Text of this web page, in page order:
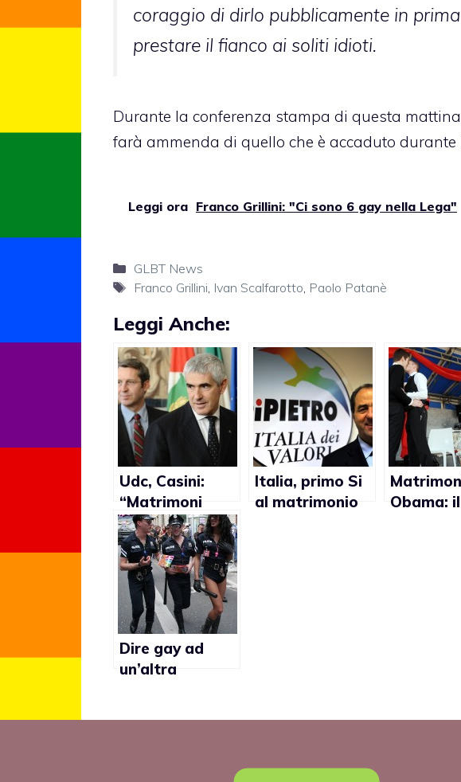
coraggio di dirlo pubblicamente in
prestare il fianco ai soliti idioti.
Durante la conferenza stampa di questa mattina
farà ammenda di quello che è accaduto durante
Leggi ora Franco Grillini: "Ci sono 6 gay nella Lega"
Categorie
GLBT News
Tag
Franco Grillini Ivan Scalfarotto Paolo Patanè
Leggi Anche:
Udc, Casini:
“Matrimoni
gay? Incivili”
Italia, primo Si
al matrimonio
Obama: il
Dire gay ad
un’altra